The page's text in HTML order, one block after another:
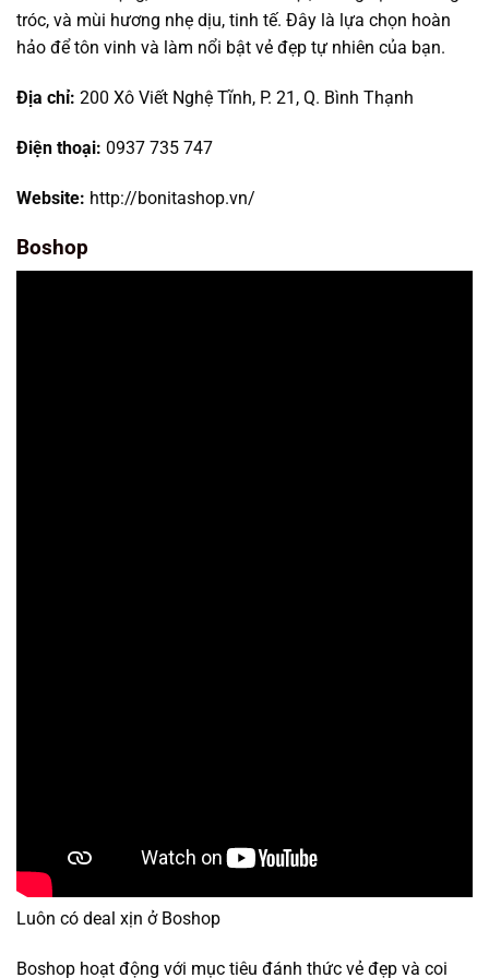
tróc, và mùi hương nhẹ dịu, tinh tế. Đây là lựa chọn hoàn
hảo để tôn vinh và làm nổi bật vẻ đẹp tự nhiên của bạn.
Địa chỉ: 200 Xô Viết Nghệ Tĩnh, P. 21, Q. Bình Thạnh
Điện thoại: 0937 735 747
Website: http://bonitashop.vn/
Boshop
Luôn có deal xịn ở Boshop
Boshop hoạt động với mục tiêu đánh thức vẻ đẹp và coi